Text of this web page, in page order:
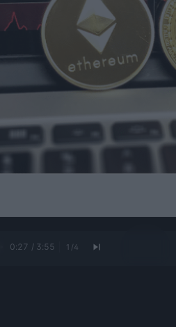
0:28 / 3:55 1 /4